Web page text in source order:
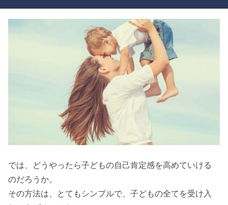
では、どうやったら子どもの自己肯定感を高めていける
のだろうか。
その方法は、とてもシンプルで、子どもの全てを受け入